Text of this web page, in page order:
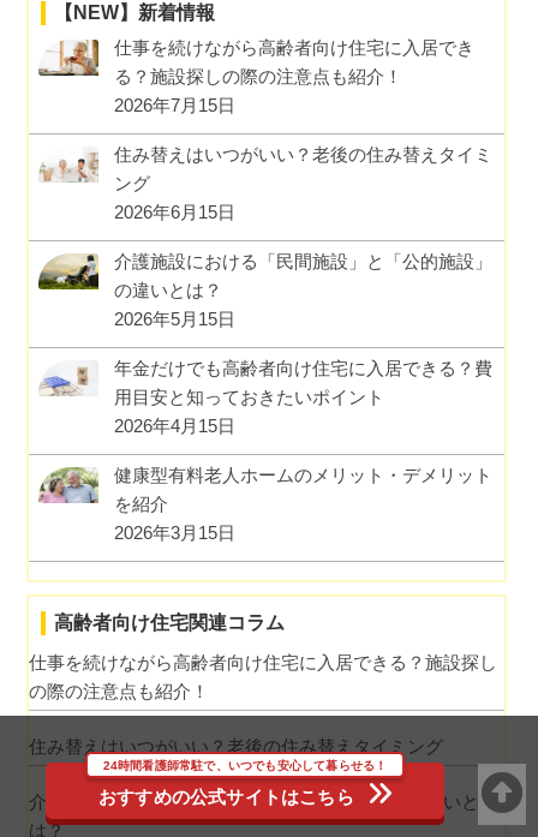
【NEW】新着情報
仕事を続けながら高齢者向け住宅に入居でき
る？施設探しの際の注意点も紹介！
2026年7月15日
住み替えはいつがいい？老後の住み替えタイミ
ング
2026年6月15日
介護施設における「民間施設」と「公的施設」
の違いとは？
2026年5月15日
年金だけでも高齢者向け住宅に入居できる？費
用目安と知っておきたいポイント
2026年4月15日
健康型有料老人ホームのメリット・デメリット
を紹介
2026年3月15日
高齢者向け住宅関連コラム
仕事を続けながら高齢者向け住宅に入居できる？施設探し
の際の注意点も紹介！
住み替えはいつがいい？老後の住み替えタイミング
介護施設における「民間施設」と「公的施設」の違いと
は？
24時間看護師常駐で、いつでも安心して暮らせる！
おすすめの公式サイトはこちら